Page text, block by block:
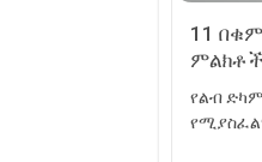
11
የልብ